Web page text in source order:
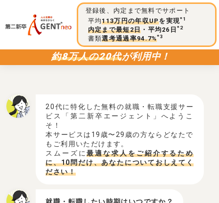
登録後、内定まで無料でサポート
平均113万円の年収UPを実現*1
内定まで最短2日 ・平均26日*2
書類選考通過率94.7%*3
約8万人の20代が利用中！
20代に特化した無料の就職・転職支援サー
ビス「第二新卒エージェント」へようこ
そ！
本サービスは19歳〜29歳の方ならどなたで
もご利用いただけます。
スムーズに最適な求人をご紹介するため
に、10問だけ、あなたについておしえてく
ださい！